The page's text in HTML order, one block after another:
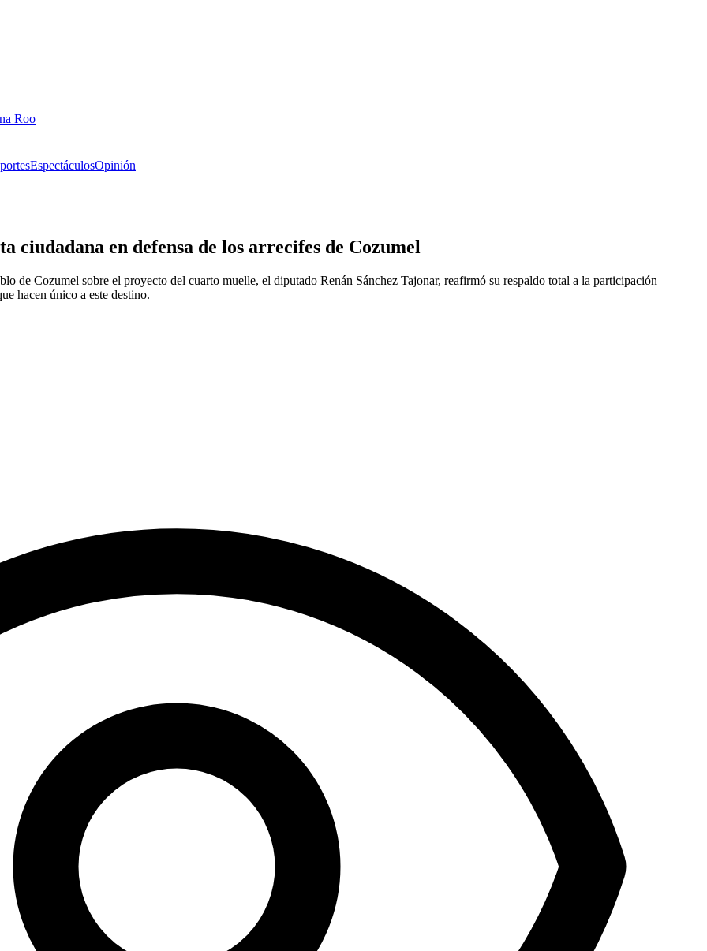
Roo
EspectáculosOpinión
ciudadana en defensa de los arrecifes de Cozumel
de Cozumel sobre el proyecto del cuarto muelle, el diputado Renán Sánchez Tajonar, reafirmó su respaldo total a la participación
hacen único a este destino.